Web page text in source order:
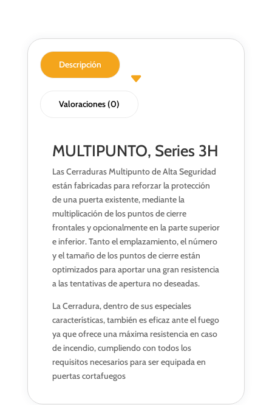
Descripción
Valoraciones (0)
MULTIPUNTO, Series 3H
Las Cerraduras Multipunto de Alta Seguridad
están fabricadas para reforzar la protección
de una puerta existente, mediante la
multiplicación de los puntos de cierre
frontales y opcionalmente en la parte superior
e inferior. Tanto el emplazamiento, el número
y el tamaño de los puntos de cierre están
optimizados para aportar una gran resistencia
a las tentativas de apertura no deseadas.
La Cerradura, dentro de sus especiales
características, también es eficaz ante el fuego
ya que ofrece una máxima resistencia en caso
de incendio, cumpliendo con todos los
requisitos necesarios para ser equipada en
puertas cortafuegos